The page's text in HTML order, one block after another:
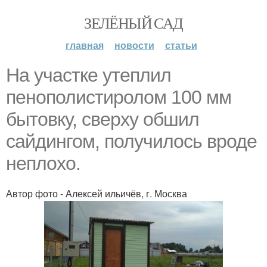
ЗЕЛЁНЫЙ САД
главная новости статьи
На участке утеплил
пенополистиролом 100 мм
бытовку, сверху обшил
сайдингом, получилось вроде
неплохо.
Автор фото - Алексей ильичёв, г. Москва